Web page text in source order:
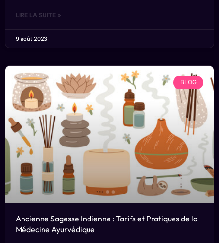
LIRE LA SUITE »
9 août 2023
BLOG
Ancienne Sagesse Indienne : Tarifs et Pratiques de la
Médecine Ayurvédique